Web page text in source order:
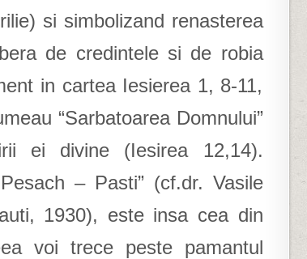
si simbolizand renasterea
de credintele si de robia
in cartea Iesierea 1, 8-11,
“Sarbatoarea Domnului”
ei divine (Iesirea 12,14).
– Pasti” (cf.dr. Vasile
1930), este insa cea din
voi trece peste pamantul